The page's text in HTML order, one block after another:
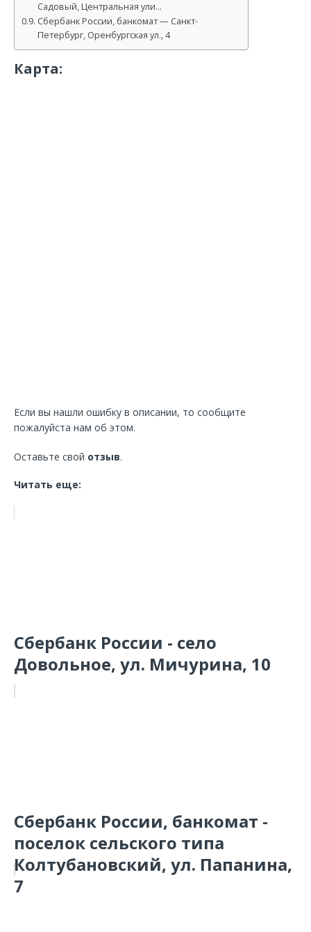
Садовый, Центральная ули…
Сбербанк России, банкомат — Санкт-
Петербург, Оренбургская ул., 4
Карта:
Если вы нашли ошибку в описании, то сообщите
пожалуйста нам об этом.
Оставьте свой отзыв.
Читать еще:
Сбербанк России - село
Довольное, ул. Мичурина, 10
Сбербанк России, банкомат -
поселок сельского типа
Колтубановский, ул. Папанина,
7